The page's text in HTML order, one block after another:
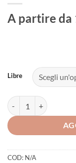
A partire da
Libre
Major Craft Dangan
COD: N/A